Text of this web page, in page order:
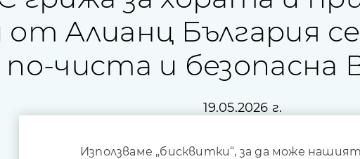
Алианц България
по-чиста и
19.05.2026 г.
Използваме „бисквитки“, за да може